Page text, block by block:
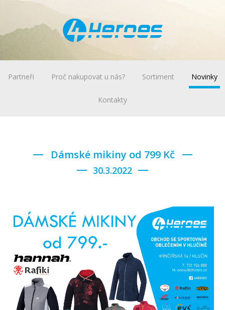
Partneři Proč nakupovat u nás? Sortiment Novinky
Kontakty
Dámské mikiny od 799 Kč
30.3.2022